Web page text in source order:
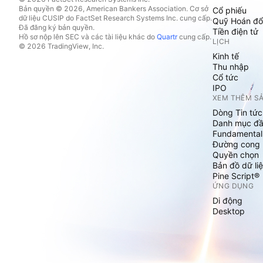
Bản quyền © 2026, American Bankers Association. Cơ sở
dữ liệu CUSIP do FactSet Research Systems Inc. cung cấp.
Đã đăng ký bản quyền.
Hồ sơ nộp lên SEC và các tài liệu khác do Quartrcung cấp.
© 2026 TradingView, Inc.
Cổ phiếu
Quỹ Hoán
Tiền điện tử
LỊCH
Kinh tế
Thu nhập
Cổ tức
IPO
XEM THÊM
Dòng Tin tức
Danh mục
Đường cong
Quyền chọn
Bản đồ dữ
Pine Script®
ỨNG DỤNG
Di động
Desktop